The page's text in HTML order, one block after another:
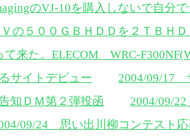
のVJ-10を購入しないで自分
の５００ＧＢＨＤＤを２ＴＢＨ
て来た。ELECOM WRC-
サイトデビュー
2004/09/17
知ＤＭ第２弾投函
2004/09/
09/24 思い出川柳コンテスト